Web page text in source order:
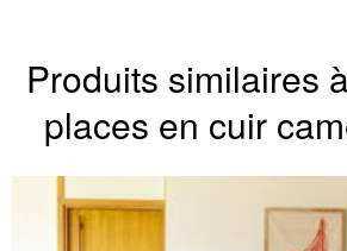
Produits similaires
places en cuir